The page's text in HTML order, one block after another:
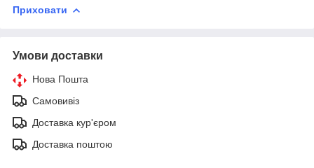
Приховати
Умови доставки
Нова Пошта
Самовивіз
Доставка кур'єром
Доставка поштою